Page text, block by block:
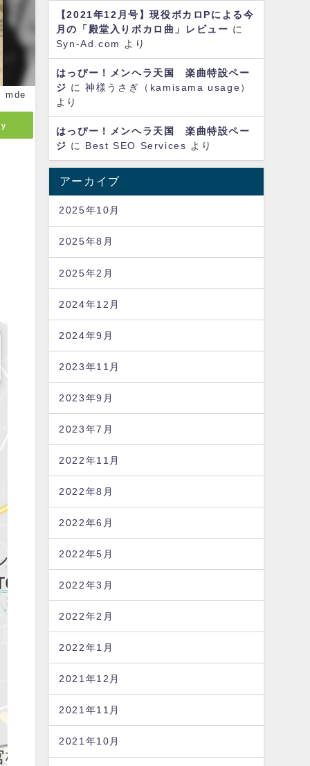
mde
【2021年12月号】現役ボカロPによる今
月の「殿堂入りボカロ曲」レビュー に
Syn-Ad.com
より
はっぴー！メンヘラ天国 楽曲特設ペー
ジ に神様うさぎ（kamisama usage）
より
はっぴー！メンヘラ天国 楽曲特設ペー
ジ に Best SEO Services より
アーカイブ
2025年10月
2025年8月
2025年2月
2024年12月
2024年9月
2023年11月
2023年9月
2023年7月
2022年11月
2022年8月
2022年6月
2022年5月
2022年3月
2022年2月
2022年1月
2021年12月
2021年11月
2021年10月